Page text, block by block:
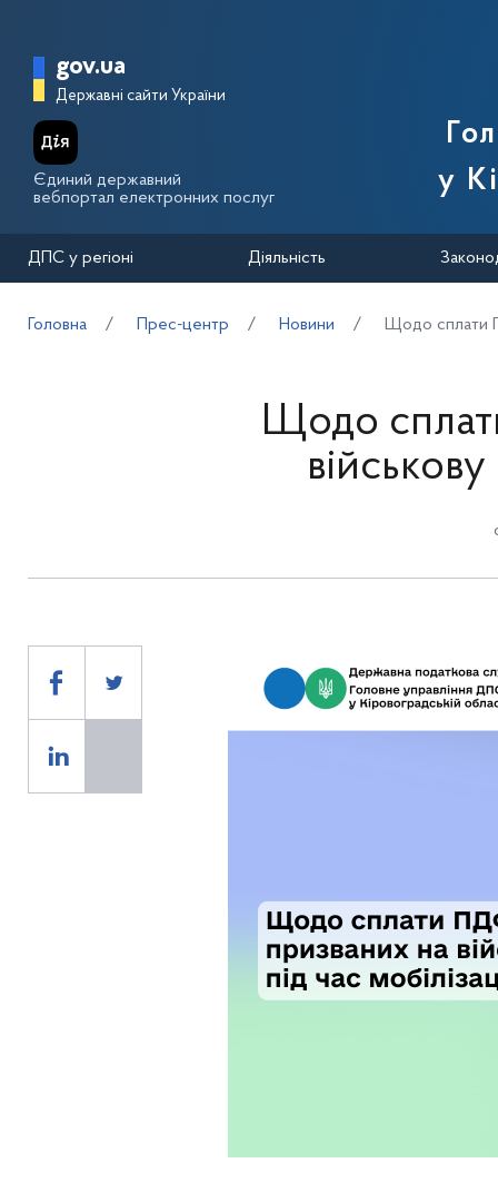
Головна сторінка Державної
gov.ua
Державні сайти України
Єдиний державний
вебпортал електронних послуг
у
ДПС у регіоні Діяльність
Головна Прес-центр Новини Щодо сплати
Щодо